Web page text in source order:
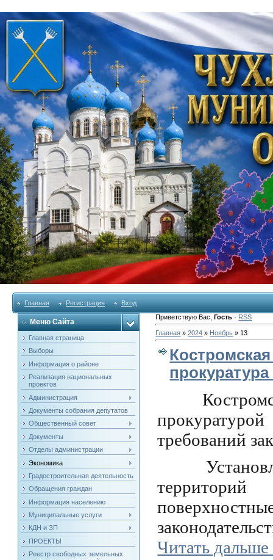
Главная Регистрация Вход
Меню Сайта
Главная страница
Выборы
Информация о районе
Реализация национальных
проектов
Администрация
Документы собрания депутатов
Общественный совет
Документы
Отделы администрации
Экономика
Градостроительная деятельность
Обращения граждан
Информация населению
Муниципальные услуги
КДН и ЗП
ПРОЕКТЫ
Реестр свободных земельных
Приветствую Вас ,Гость · RSS
Главная »2024 » Ноябрь » 13
требований
Читать дальше